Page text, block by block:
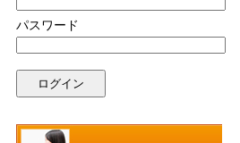
パスワード